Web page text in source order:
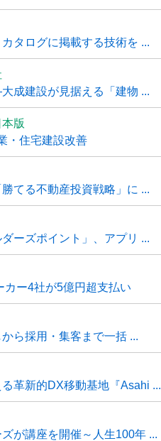
タログに掲載する技術を ...
成建設が見据える「建物 ...
版
・住宅建設改善
てる不動産投資戦略」に ...
ーズポイント」、アプリ ...
ー4社が5億円超支払い
ら採用・集客まで一括 ...
革新的DX移動基地『Asahi ...
が講座を開催～人生100年 ...